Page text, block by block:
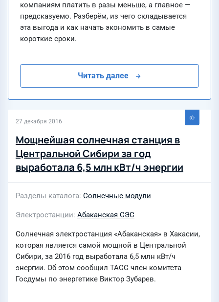
компаниям платить в разы меньше, а главное —
предсказуемо. Разберём, из чего складывается
эта выгода и как начать экономить в самые
короткие сроки.
Читать далее
27 декабря 2016
Мощнейшая солнечная станция в
Центральной Сибири за год
выработала 6,5 млн кВт/ч энергии
Разделы каталога Солнечные модули
Электростанции Абаканская СЭС
Солнечная электростанция «Абаканская» в Хакасии,
которая является самой мощной в Центральной
Сибири, за 2016 год выработала 6,5 млн кВт/ч
энергии. Об этом сообщил ТАСС член комитета
Госдумы по энергетике Виктор Зубарев.